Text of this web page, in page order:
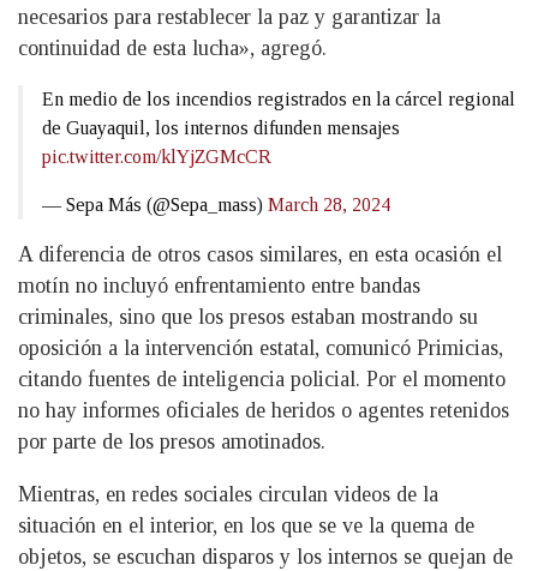
necesarios para restablecer la paz y garantizar la
continuidad de esta lucha», agregó.
En medio de los incendios registrados en la cárcel regional
de Guayaquil, los internos difunden mensajes
pic.twitter.com/klYjZGMcCR
— Sepa Más (@Sepa_mass) March 28, 2024
A diferencia de otros casos similares, en esta ocasión el
motín no incluyó enfrentamiento entre bandas
criminales, sino que los presos estaban mostrando su
oposición a la intervención estatal, comunicó Primicias,
citando fuentes de inteligencia policial. Por el momento
no hay informes oficiales de heridos o agentes retenidos
por parte de los presos amotinados.
Mientras, en redes sociales circulan videos de la
situación en el interior, en los que se ve la quema de
objetos, se escuchan disparos y los internos se quejan de